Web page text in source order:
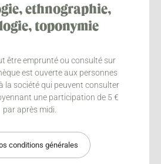
ethnographie,
toponymie
être emprunté ou consulté sur
est ouverte aux personnes
la société qui peuvent consulter
une participation de 5 €
par après midi.
conditions générales